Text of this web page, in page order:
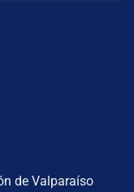
de Valparaíso